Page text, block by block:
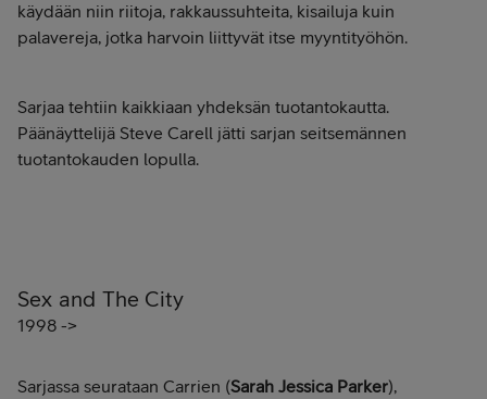
käydään niin riitoja, rakkaussuhteita, kisailuja kuin
palavereja, jotka harvoin liittyvät itse myyntityöhön.
Sarjaa tehtiin kaikkiaan yhdeksän tuotantokautta.
Päänäyttelijä Steve Carell jätti sarjan seitsemännen
tuotantokauden lopulla.
Sex and The City
1998 ->
Sarjassa seurataan Carrien (Sarah Jessica Parker),